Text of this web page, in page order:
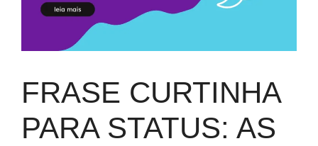
FRASE CURTINHA
PARA STATUS: AS